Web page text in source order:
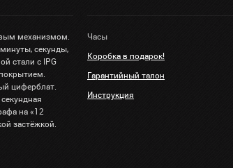
механизмом.
секунды,
стали с IPG
циферблат.
на «12
застёжкой.
Часы
Коробка в подарок!
Гарантийный талон
Инструкция